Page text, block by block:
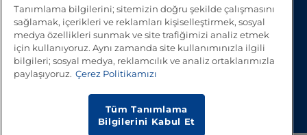
Tanımlama bilgilerini; sitemizin doğru şekilde çalışmasını
sağlamak, içerikleri ve reklamları kişiselleştirmek, sosyal
medya özellikleri sunmak ve site trafiğimizi analiz etmek
için kullanıyoruz. Aynı zamanda site kullanımınızla ilgili
bilgileri; sosyal medya, reklamcılık ve analiz ortaklarımızla
paylaşıyoruz. Çerez Politikamızı
Tüm Tanımlama
Bilgilerini Kabul Et